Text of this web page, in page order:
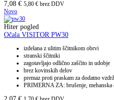
7,08 € 5,80 € brez DDV
Novo
Hiter pogled
Očala VISITOR PW30
izdelana z ulitim ščitnikom obrvi
stranski ščitniki
zagotavljajo odlično zaščito in udobje
brez kovinskih delov
premaz proti praskam za dodatno
PRIMERNA ZA: brušenje, mehanska